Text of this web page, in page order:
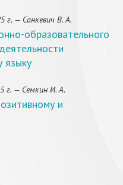
— Санкевич В. А.
образовательного
языку
г. — Семкин И. А.
и